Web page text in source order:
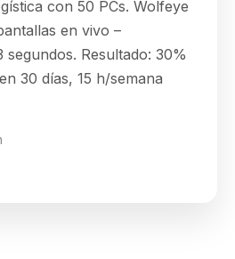
con 50 PCs. Wolfeye
en vivo –
segundos. Resultado: 30%
30 días, 15 h/semana